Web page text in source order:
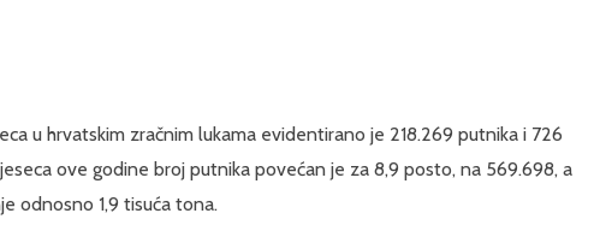
u hrvatskim zračnim lukama evidentirano je 218.269 putnika i 726
ove godine broj putnika povećan je za 8,9 posto, na 569.698, a
odnosno 1,9 tisuća tona.